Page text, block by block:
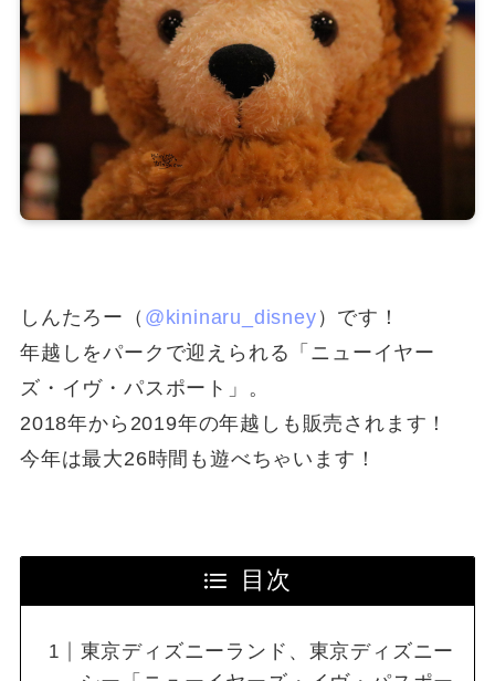
しんたろー（ @kininaru_disney ）です！
年越しをパークで迎えられる「ニューイヤー
ズ・イヴ・パスポート」。
2018年から2019年の年越しも販売されます！
今年は最大26時間も遊べちゃいます！
目次
東京ディズニーランド、東京ディズニー